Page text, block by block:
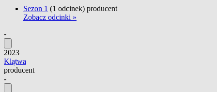
Sezon 1 (1 odcinek) producent
Zobacz odcinki »
-
2023
Klątwa
producent
-